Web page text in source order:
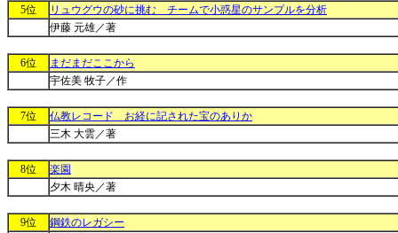
5位
リュウグウの砂に挑む チームで小惑星のサンプルを分析
伊藤 元雄／著
6位
まだまだここから
宇佐美 牧子／作
7位
仏教レコード お経に記された宝のありか
三木 大雲／著
8位
楽園
夕木 晴央／著
9位
鋼鉄のレガシー